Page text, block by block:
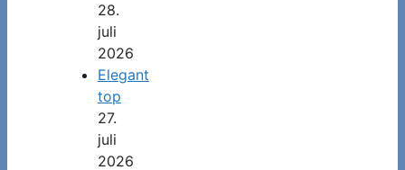
28.
juli
2026
Elegant
top
27.
juli
2026